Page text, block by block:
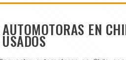
AUTOMOTORAS EN
USADOS